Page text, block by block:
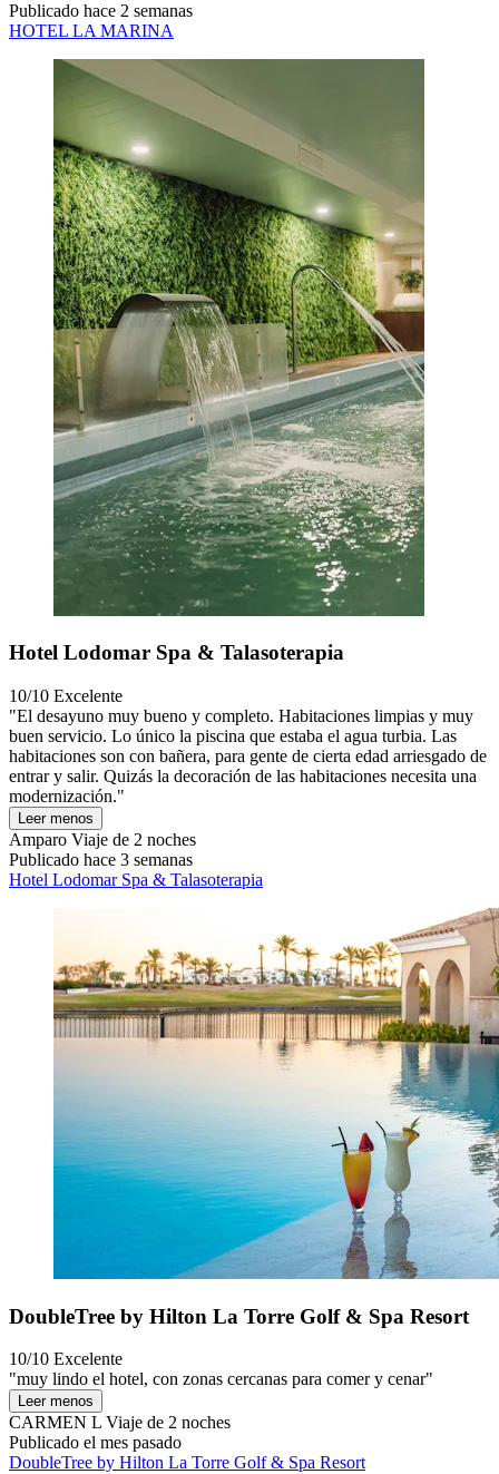
Publicado hace 2 semanas
HOTEL LA MARINA
Hotel Lodomar Spa & Talasoterapia
10/10 Excelente
"El desayuno muy bueno y completo. Habitaciones limpias y muy
buen servicio. Lo único la piscina que estaba el agua turbia. Las
habitaciones son con bañera, para gente de cierta edad arriesgado de
entrar y salir. Quizás la decoración de las habitaciones necesita una
modernización."
Leer menos
Amparo Viaje de 2 noches
Publicado hace 3 semanas
Hotel Lodomar Spa & Talasoterapia
DoubleTree by Hilton La Torre Golf & Spa Resort
10/10 Excelente
"muy lindo el hotel, con zonas cercanas para comer y cenar"
Leer menos
CARMEN L Viaje de 2 noches
Publicado el mes pasado
DoubleTree by Hilton La Torre Golf & Spa Resort